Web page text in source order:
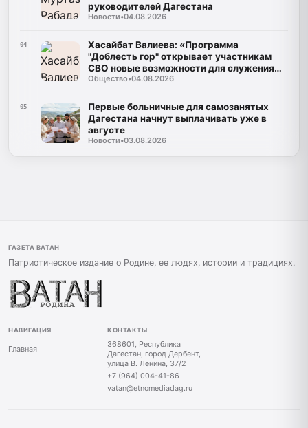
руководителей Дагестана
Новости•04.08.2026
04
Хасайбат Валиева: «Программа
"Доблесть гор" открывает участникам
СВО новые возможности для служения
Дагестану»
Общество•04.08.2026
05
Первые больничные для самозанятых
Дагестана начнут выплачивать уже в
августе
Новости•03.08.2026
ГАЗЕТА ВАТАН
Патриотическое издание о Родине, ее людях, истории и традициях.
НАВИГАЦИЯ
Главная
КОНТАКТЫ
368601, Республика
Дагестан, город Дербент,
улица В. Ленина, 37/2
+7 (964) 004-41-86
vatan@etnomediadag.ru